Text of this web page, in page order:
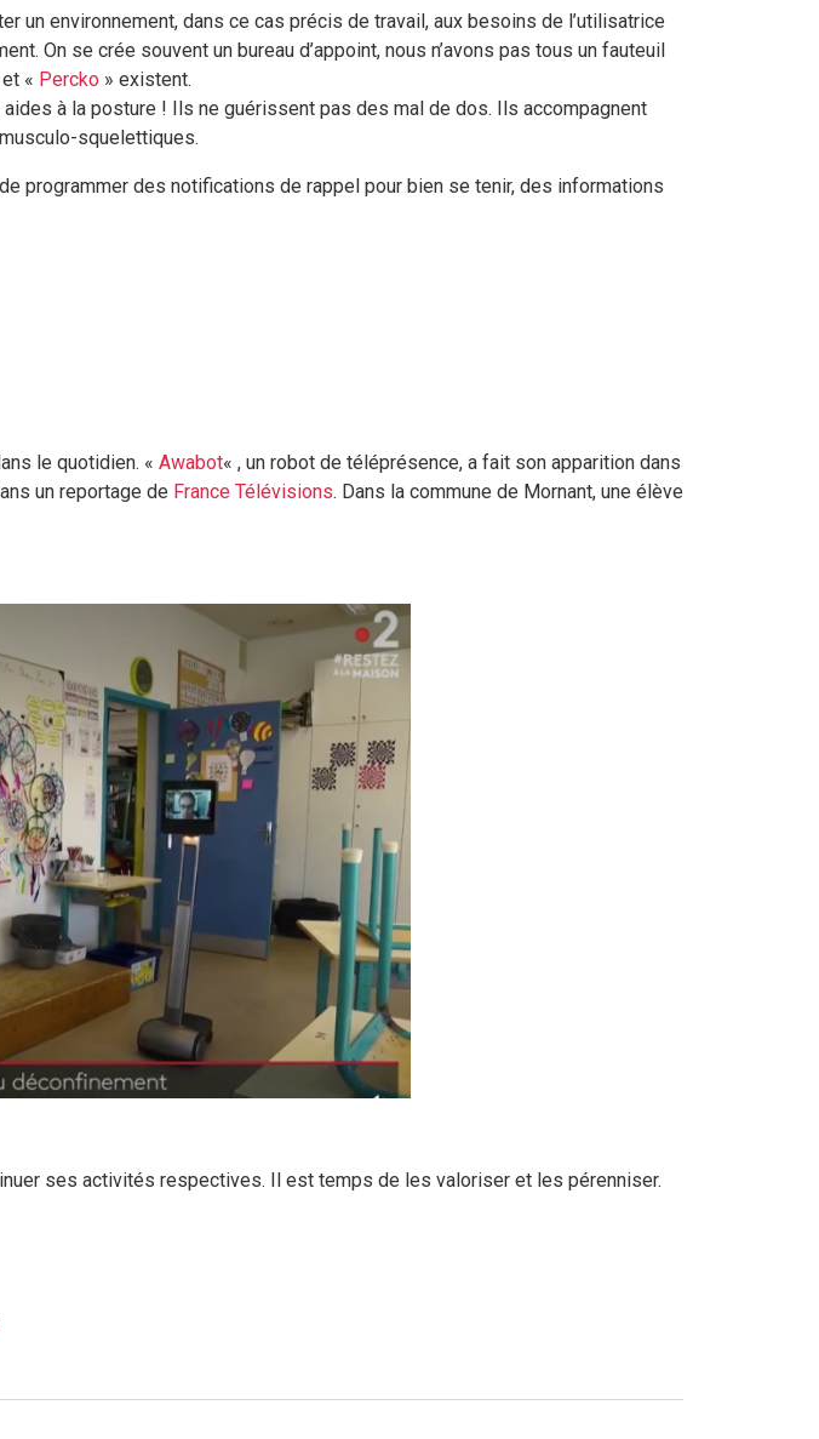
un environnement, dans ce cas précis de travail, aux besoins de l’utilisatrice
On se crée souvent un bureau d’appoint, nous n’avons pas tous un fauteuil
« Percko » existent.
à la posture ! Ils ne guérissent pas des mal de dos. Ils accompagnent
squelettiques.
programmer des notifications de rappel pour bien se tenir, des informations
le quotidien. « Awabot« , un robot de téléprésence, a fait son apparition dans
un reportage de France Télévisions. Dans la commune de Mornant, une élève
ses activités respectives. Il est temps de les valoriser et les pérenniser.